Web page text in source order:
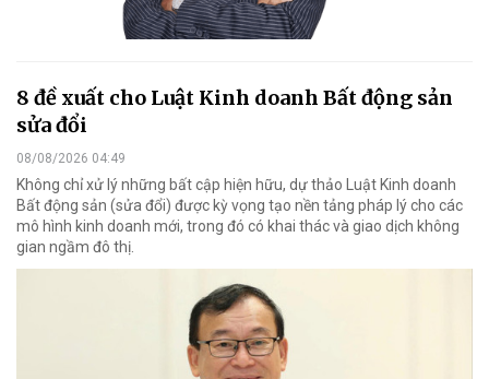
8 đề xuất cho Luật Kinh doanh Bất động sản
sửa đổi
08/08/2026 04:49
Không chỉ xử lý những bất cập hiện hữu, dự thảo Luật Kinh doanh
Bất động sản (sửa đổi) được kỳ vọng tạo nền tảng pháp lý cho các
mô hình kinh doanh mới, trong đó có khai thác và giao dịch không
gian ngầm đô thị.